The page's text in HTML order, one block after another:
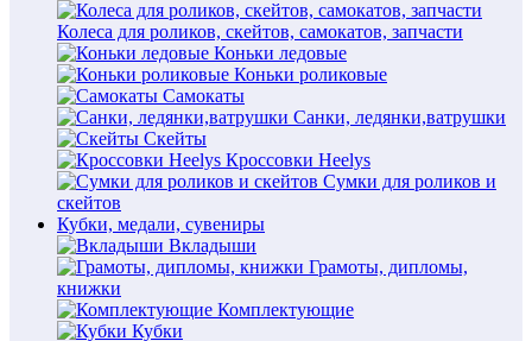
Колеса для роликов, скейтов, самокатов, запчасти
Коньки ледовые
Коньки роликовые
Самокаты
Санки, ледянки,ватрушки
Скейты
Кроссовки Heelys
Сумки для роликов и
скейтов
Кубки, медали, сувениры
Вкладыши
Грамоты, дипломы,
книжки
Комплектующие
Кубки